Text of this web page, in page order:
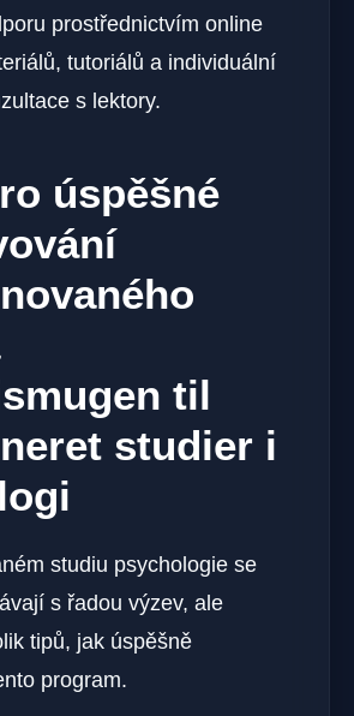
prostřednictvím online
tutoriálů a individuální
s lektory.
úspěšné
til
studier i
studiu psychologie se
s řadou výzev, ale
tipů, jak úspěšně
program.